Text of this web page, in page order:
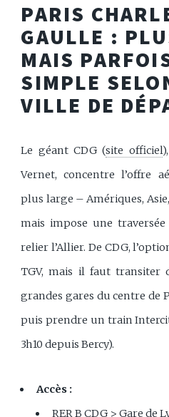
PARIS
GAULLE :
MAIS
SIMPLE
VILLE DE
Le géant CDG (site officiel
Vernet, concentre l’offre
plus large – Amériques,
mais impose une
relier l’Allier. De CDG,
TGV, mais il faut transiter
grandes gares du centre de
puis prendre un train
3h10 depuis Bercy).
Accès :
RER B CDG > Gare de